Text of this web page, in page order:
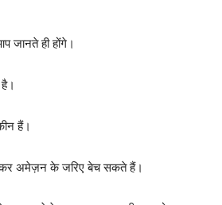
जानते ही होंगे।
हैं।
अमेज़न के जरिए बेच सकते हैं।